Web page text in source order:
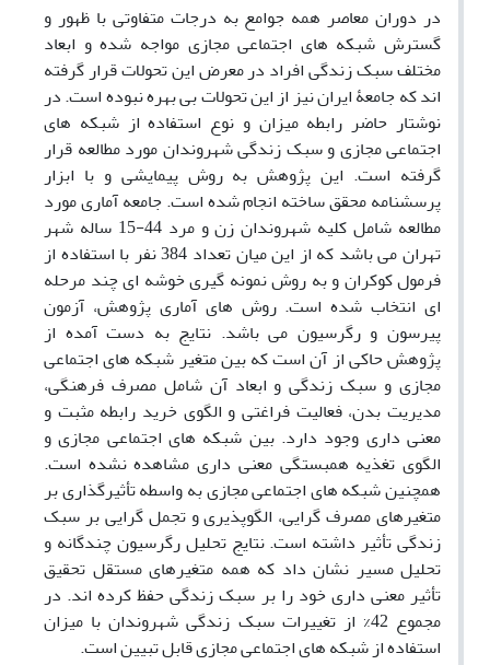
در دوران معاصر همه جوامع به درجات متفاوتی با ظهور و
گسترش شبکه های اجتماعی مجازی مواجه شده و ابعاد
مختلف سبک زندگی افراد در معرض این تحولات قرار گرفته
اند که جامعۀ ایران نیز از این تحولات بی بهره نبوده است. در
نوشتار حاضر رابطه میزان و نوع استفاده از شبکه های
اجتماعی مجازی و سبک زندگی شهروندان مورد مطالعه قرار
گرفته است. این پژوهش به روش پیمایشی و با ابزار
پرسشنامه محقق ساخته انجام شده است. جامعه آماری مورد
مطالعه شامل کلیه شهروندان زن و مرد 44-15 ساله شهر
تهران می باشد که از این میان تعداد 384 نفر با استفاده از
فرمول کوکران و به روش نمونه گیری خوشه ای چند مرحله
ای انتخاب شده است. روش های آماری پژوهش، آزمون
پیرسون و رگرسیون می باشد. نتایج به دست آمده از
پژوهش حاکی از آن است که بین متغیر شبکه های اجتماعی
مجازی و سبک زندگی و ابعاد آن شامل مصرف فرهنگی،
مدیریت بدن، فعالیت فراغتی و الگوی خرید رابطه مثبت و
معنی داری وجود دارد. بین شبکه های اجتماعی مجازی و
الگوی تغذیه همبستگی معنی داری مشاهده نشده است.
همچنین شبکه های اجتماعی مجازی به واسطه تأثیرگذاری بر
متغیرهای مصرف گرایی، الگوپذیری و تجمل گرایی بر سبک
زندگی تأثیر داشته است. نتایج تحلیل رگرسیون چندگانه و
تحلیل مسیر نشان داد که همه متغیرهای مستقل تحقیق
تأثیر معنی داری خود را بر سبک زندگی حفظ کرده اند. در
مجموع 42% از تغییرات سبک زندگی شهروندان با میزان
استفاده از شبکه های اجتماعی مجازی قابل تبیین است.